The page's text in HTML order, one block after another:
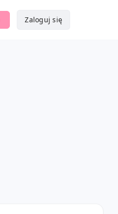
Zaloguj się